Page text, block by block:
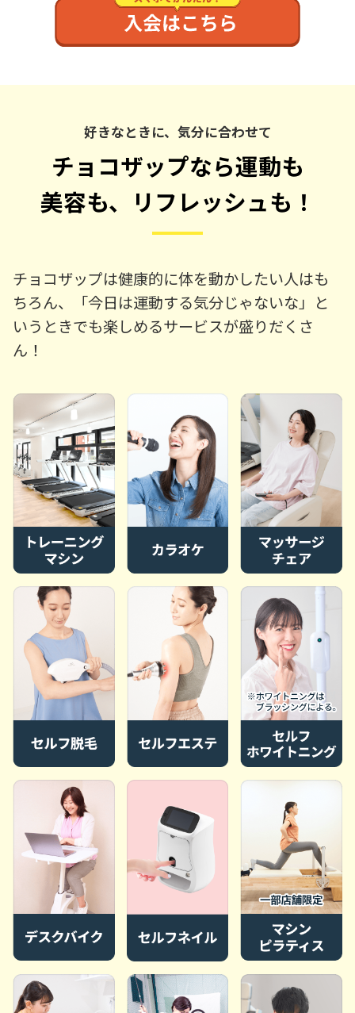
好きなときに、気分に合わせて
チョコザップなら運動も
美容も、リフレッシュも！
チョコザップは健康的に体を動かしたい人はも
ちろん、「今日は運動する気分じゃないな」と
いうときでも楽しめるサービスが盛りだくさ
ん！